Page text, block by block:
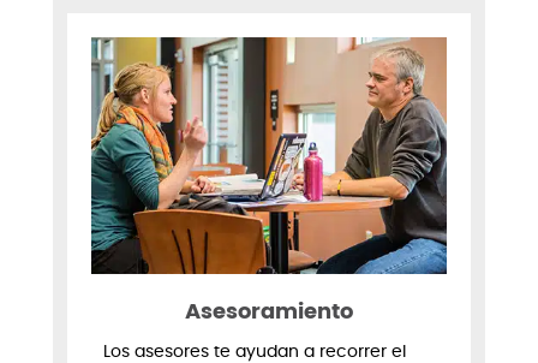
Asesoramiento
Los asesores te ayudan a recorrer el